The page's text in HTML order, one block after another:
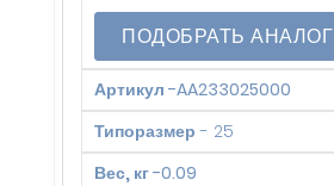
ПОДОБРАТЬ АНАЛОГ
Артикул -AA233025000
Типоразмер - 25
Вес, кг-0.09